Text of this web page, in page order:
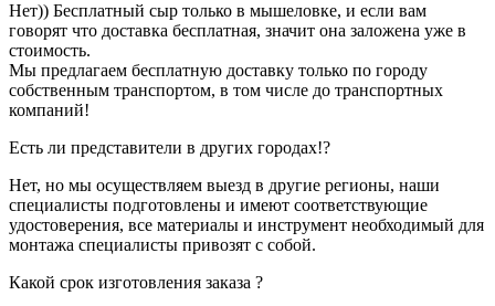
Нет)) Бесплатный сыр только в мышеловке, и если вам
говорят что доставка бесплатная, значит она заложена уже в
стоимость.
Мы предлагаем бесплатную доставку только по городу
собственным транспортом, в том числе до транспортных
компаний!
Есть ли представители в других городах!?
Нет, но мы осуществляем выезд в другие регионы, наши
специалисты подготовлены и имеют соответствующие
удостоверения, все материалы и инструмент необходимый для
монтажа специалисты привозят с собой.
Какой срок изготовления заказа ?